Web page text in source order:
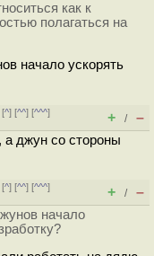
как к
полагаться на
начало ускорять
[^] [^^] [^^^]
+ / –
а джун со стороны
[^] [^^] [^^^]
+ / –
начало